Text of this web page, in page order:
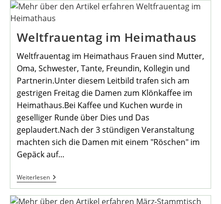
Zahlreiche
An
Weltfrauentag im Heimathaus
Weltfrauentag im Heimathaus Frauen sind Mutter,
Oma, Schwester, Tante, Freundin, Kollegin und
Partnerin.Unter diesem Leitbild trafen sich am
gestrigen Freitag die Damen zum Klönkaffee im
Heimathaus.Bei Kaffee und Kuchen wurde in
geselliger Runde über Dies und Das
geplaudert.Nach der 3 stündigen Veranstaltung
machten sich die Damen mit einem "Röschen" im
Gepäck auf…
WeiterlesenWeltfrauentag
Im